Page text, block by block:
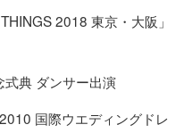
2018 東京・大阪」
式典 ダンサー出演
国際ウエディングドレ